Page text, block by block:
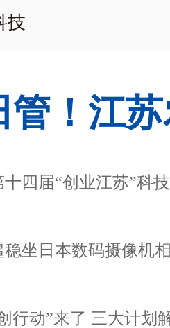
技
管！江
四届“创业江苏”科
坐日本数码摄像机
行动”来了 三大计划